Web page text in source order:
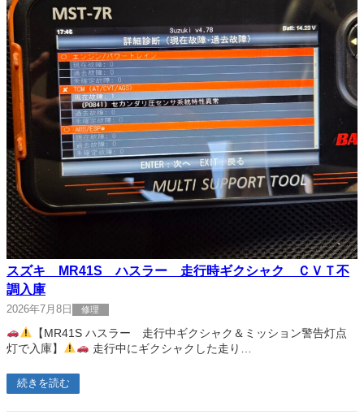
スズキ MR41S ハスラー 走行時ギクシャク ＣＶＴ不
調入庫
2026年7月8日 修理
【MR41S ハスラー 走行中ギクシャク＆ミッション警告灯点
灯で入庫】
走行中にギクシャクした走り…
続きを読む